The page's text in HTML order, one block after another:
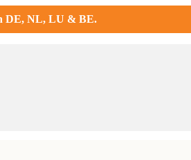
Lieferung und Montage
DE, NL, LU & BE.